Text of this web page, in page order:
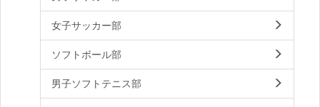
女子サッカー部
ソフトボール部
男子ソフトテニス部